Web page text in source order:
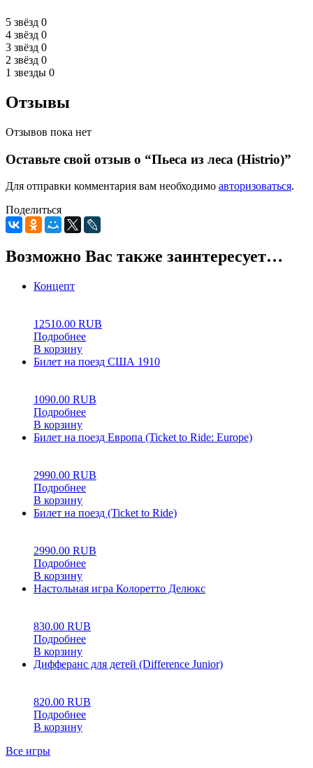
5 звёзд 0
4 звёзд 0
3 звёзд 0
2 звёзд 0
1 звезды 0
Отзывы
Отзывов пока нет
Оставьте свой отзыв о “Пьеса из леса (Histrio)”
Для отправки комментария вам необходимо авторизоваться.
Поделиться
Возможно Вас также заинтересует…
Концепт
12510.00 RUB
Подробнее
В корзину
Билет на поезд США 1910
1090.00 RUB
Подробнее
В корзину
Билет на поезд Европа (Ticket to Ride: Europe)
2990.00 RUB
Подробнее
В корзину
Билет на поезд (Ticket to Ride)
2990.00 RUB
Подробнее
В корзину
Настольная игра Колоретто Делюкс
830.00 RUB
Подробнее
В корзину
Дифферанс для детей (Difference Junior)
820.00 RUB
Подробнее
В корзину
Все игры